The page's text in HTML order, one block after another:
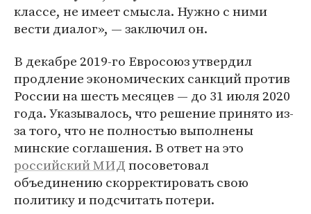
классе, не имеет смысла. Нужно с ними
вести диалог», — заключил он.
В декабре 2019-го Евросоюз утвердил
продление экономических санкций против
России на шесть месяцев — до 31 июля 2020
года. Указывалось, что решение принято из-
за того, что не полностью выполнены
минские соглашения. В ответ на это
российский МИДпосоветовал
объединению скорректировать свою
политику и подсчитать потери.